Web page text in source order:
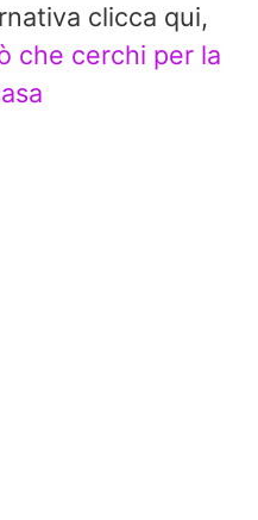
clicca qui,
che cerchi per la